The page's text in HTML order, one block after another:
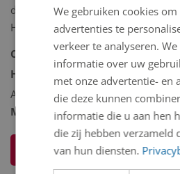
de tekst: Heraldische
Hooijmayers Vlaardingen, 1996.
Collectie: Historische collectie
Historische collectie
Andere/diversen
Model 2D/3D: 3D binnen
Ik weet meer over dit kunstwerk
We gebruiken cookies
advertenties te
verkeer te analyseren.
informatie over uw
met onze advertentie- en
die deze kunnen
informatie die u aan hen
die zij hebben verzameld
van hun diensten.